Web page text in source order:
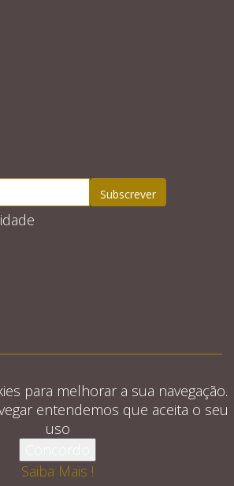
reservados.
para melhorar a sua navegação.
entendemos que aceita o seu
uso
Saiba Mais !